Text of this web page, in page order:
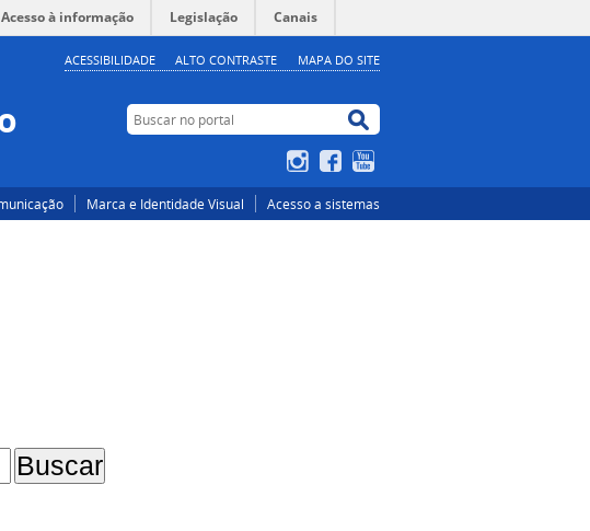
Acesso à informação Legislação Canais
ACESSIBILIDADE ALTO CONTRASTE MAPA DO SITE
Buscar no portal
Buscar no portal
InstagramFacebook
Marca e Identidade Visual Acesso a sistemas